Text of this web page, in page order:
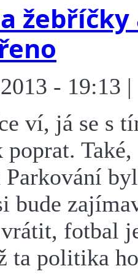
- 19:13 |
ví, já se s
poprat.
Parkování
bude
fotbal
ta politika